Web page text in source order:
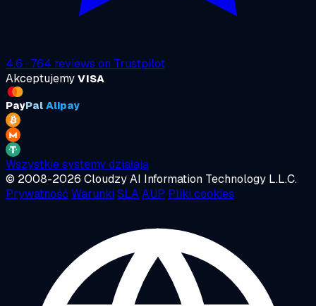
4.6 · 764 reviews on Trustpilot
Akceptujemy VISA
PayPal Alipay
Wszystkie systemy działają
© 2008-2026 Cloudzy AI Information Technology L.L.C.
Prywatność Warunki SLAAUP Pliki cookies